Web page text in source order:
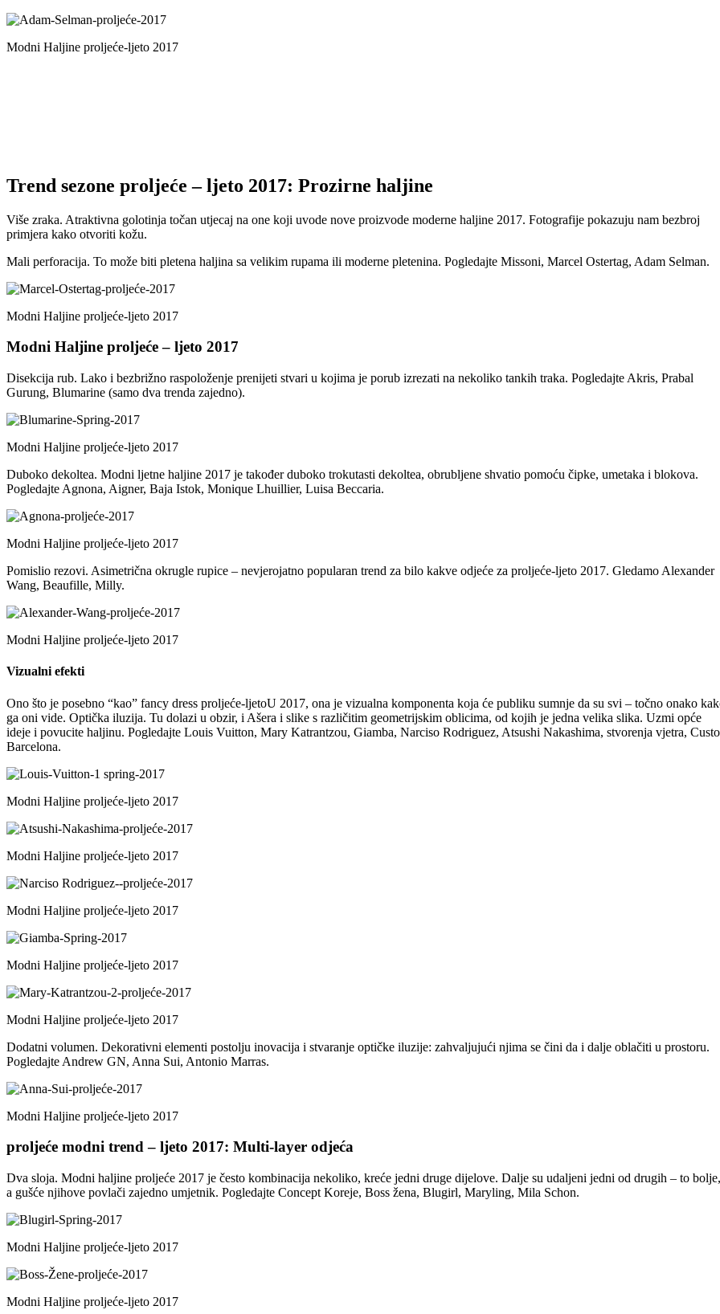
Modni Haljine proljeće-ljeto 2017
Trend sezone proljeće – ljeto 2017: Prozirne haljine
Više zraka. Atraktivna golotinja točan utjecaj na one koji uvode nove proizvode moderne haljine 2017. Fotografije pokazuju nam bezbroj
primjera kako otvoriti kožu.
Mali perforacija. To može biti pletena haljina sa velikim rupama ili moderne pletenina. Pogledajte Missoni, Marcel Ostertag, Adam Selman.
Modni Haljine proljeće-ljeto 2017
Modni Haljine proljeće – ljeto 2017
Disekcija rub. Lako i bezbrižno raspoloženje prenijeti stvari u kojima je porub izrezati na nekoliko tankih traka. Pogledajte Akris, Prabal
Gurung, Blumarine (samo dva trenda zajedno).
Modni Haljine proljeće-ljeto 2017
Duboko dekoltea. Modni ljetne haljine 2017 je također duboko trokutasti dekoltea, obrubljene shvatio pomoću čipke, umetaka i blokova.
Pogledajte Agnona, Aigner, Baja Istok, Monique Lhuillier, Luisa Beccaria.
Modni Haljine proljeće-ljeto 2017
Pomislio rezovi. Asimetrična okrugle rupice – nevjerojatno popularan trend za bilo kakve odjeće za proljeće-ljeto 2017. Gledamo Alexander
Wang, Beaufille, Milly.
Modni Haljine proljeće-ljeto 2017
Vizualni efekti
Ono što je posebno “kao” fancy dress proljeće-ljetoU 2017, ona je vizualna komponenta koja će publiku sumnje da su svi – točno onako
ga oni vide. Optička iluzija. Tu dolazi u obzir, i Ašera i slike s različitim geometrijskim oblicima, od kojih je jedna velika slika. Uzmi opće
ideje i povucite haljinu. Pogledajte Louis Vuitton, Mary Katrantzou, Giamba, Narciso Rodriguez, Atsushi Nakashima, stvorenja vjetra, Custo
Barcelona.
Modni Haljine proljeće-ljeto 2017
Modni Haljine proljeće-ljeto 2017
Modni Haljine proljeće-ljeto 2017
Modni Haljine proljeće-ljeto 2017
Modni Haljine proljeće-ljeto 2017
Dodatni volumen. Dekorativni elementi postolju inovacija i stvaranje optičke iluzije: zahvaljujući njima se čini da i dalje oblačiti u prostoru.
Pogledajte Andrew GN, Anna Sui, Antonio Marras.
Modni Haljine proljeće-ljeto 2017
proljeće modni trend – ljeto 2017: Multi-layer odjeća
Dva sloja. Modni haljine proljeće 2017 je često kombinacija nekoliko, kreće jedni druge dijelove. Dalje su udaljeni jedni od drugih – to bolje,
a gušće njihove povlači zajedno umjetnik. Pogledajte Concept Koreje, Boss žena, Blugirl, Maryling, Mila Schon.
Modni Haljine proljeće-ljeto 2017
Modni Haljine proljeće-ljeto 2017